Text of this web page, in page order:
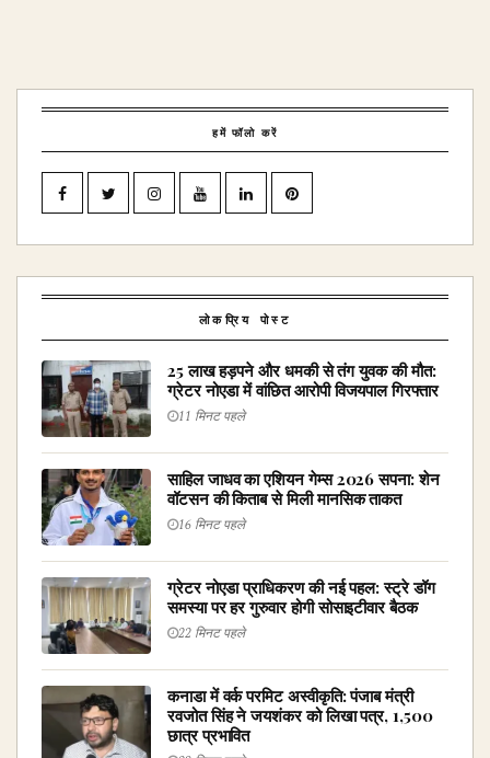
हमें फॉलो करें
लोकप्रिय पोस्ट
₹25 लाख हड़पने और धमकी से तंग युवक की मौत:
ग्रेटर नोएडा में वांछित आरोपी विजयपाल गिरफ्तार
11 मिनट पहले
साहिल जाधव का एशियन गेम्स 2026 सपना: शेन
वॉटसन की किताब से मिली मानसिक ताकत
16 मिनट पहले
ग्रेटर नोएडा प्राधिकरण की नई पहल: स्ट्रे डॉग
समस्या पर हर गुरुवार होगी सोसाइटीवार बैठक
22 मिनट पहले
कनाडा में वर्क परमिट अस्वीकृति: पंजाब मंत्री
रवजोत सिंह ने जयशंकर को लिखा पत्र, 1,500
छात्र प्रभावित